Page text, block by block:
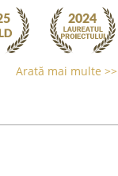
Arată mai multe >>